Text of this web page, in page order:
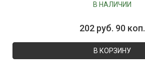
В НАЛИЧИИ
202 руб. 90 коп.
В КОРЗИНУ